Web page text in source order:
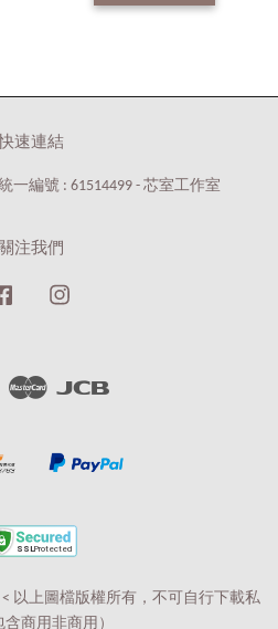
速連結
- 統一編號 : 61514499 - 芯室工作室
關注我們
Facebook
Visa Master
< 以上圖檔版權所有，不可自行下載私
含商用非商用）